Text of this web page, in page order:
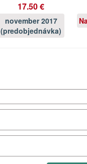
17.50 €
november 2017
(predobjednávka)